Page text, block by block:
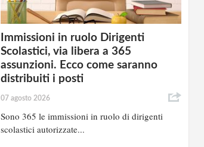
Immissioni in ruolo Dirigenti
Scolastici, via libera a 365
assunzioni. Ecco come saranno
distribuiti i posti
07 agosto 2026
Sono 365 le immissioni in ruolo di dirigenti
scolastici autorizzate...